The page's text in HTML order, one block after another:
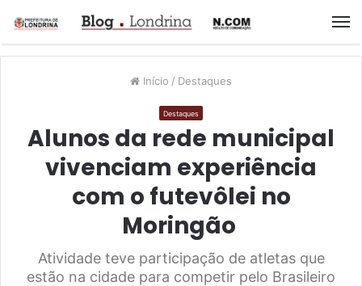
Início / Destaques
Destaques
Alunos da rede municipal
vivenciam experiência
com o futevôlei no
Moringão
Atividade teve participação de atletas que
estão na cidade para competir pelo Brasileiro